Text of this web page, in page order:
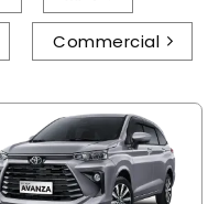
Commercial